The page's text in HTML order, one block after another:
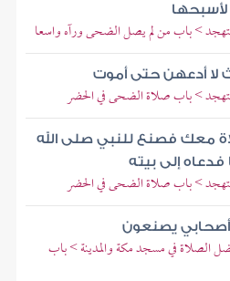
> باب من لم يصل الضحى ورآه واسعا
لا أدعهن حتى أموت
> باب صلاة الضحى في الحضر
معك فصنع للنبي صلى الله
إلى بيته
> باب صلاة الضحى في الحضر
أصحابي يصنعون
في مسجد مكة والمدينة > باب